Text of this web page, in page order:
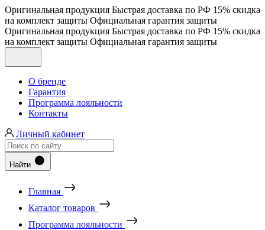
Оригинальная продукция Быстрая доставка по РФ 15% скидка
на комплект защиты Официальная гарантия защиты
Оригинальная продукция Быстрая доставка по РФ 15% скидка
на комплект защиты Официальная гарантия защиты
О бренде
Гарантия
Программа лояльности
Контакты
Личный кабинет
Найти
Главная
Каталог товаров
Программа лояльности